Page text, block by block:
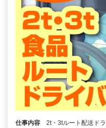
仕事内容
2t・3tル